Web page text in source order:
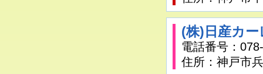
(株)日産カ
電話番号：
住所：神戸市